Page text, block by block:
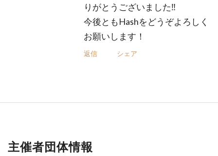
りがとうございました‼️
今後ともHashをどうぞよろしく
お願いします！
返信 シェア
主催者団体情報